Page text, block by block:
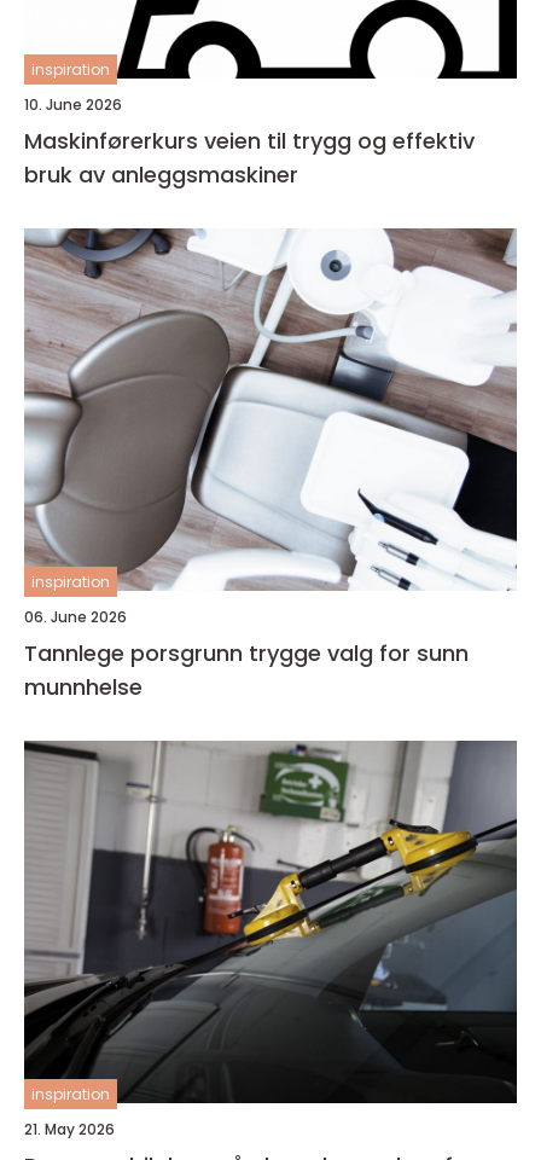
inspiration
10. June 2026
Maskinførerkurs veien til trygg og effektiv
bruk av anleggsmaskiner
inspiration
06. June 2026
Tannlege porsgrunn trygge valg for sunn
munnhelse
inspiration
21. May 2026